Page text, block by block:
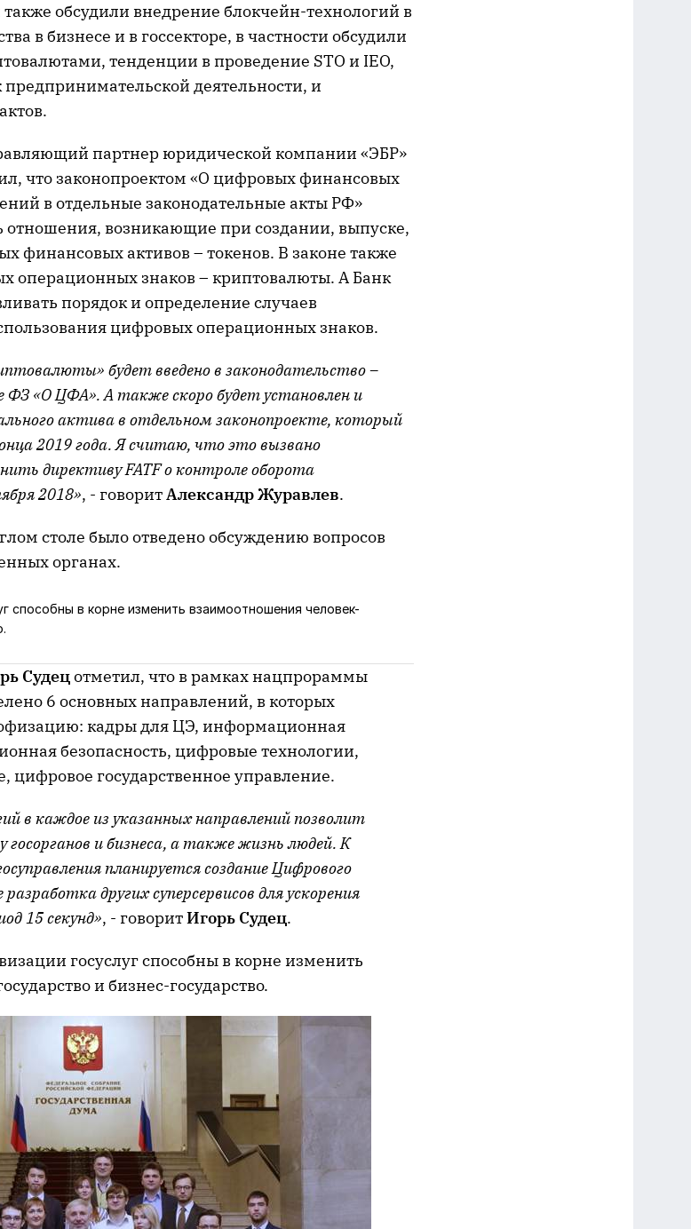
обсудили внедрение блокчейн-технологий в
в бизнесе и в госсекторе, в частности обсудили
тенденции в проведение STO и IEO,
деятельности, и
партнер юридической компании «ЭБР»
что законопроектом «О цифровых финансовых
в отдельные законодательные акты РФ»
отношения, возникающие при создании, выпуске,
финансовых активов – токенов. В законе также
операционных знаков – криптовалюты. А Банк
порядок и определение случаев
цифровых операционных знаков.
будет введено в законодательство –
ФЗ «О ЦФА». А также скоро будет установлен и
актива в отдельном законопроекте, который
2019 года. Я считаю, что это вызвано
директиву FATF о контроле оборота
2018», - говоритАлександр Журавлев.
столе было отведено обсуждению вопросов
органах.
способны в корне изменить взаимоотношения человек-
Судецотметил, что в рамках нацпрораммы
6 основных направлений, в которых
кадры для ЦЭ, информационная
безопасность, цифровые технологии,
цифровое государственное управление.
в каждое из указанных направлений позволит
и бизнеса, а также жизнь людей. К
планируется создание Цифрового
других суперсервисов для ускорения
15 секунд», - говоритИгорь Судец.
госуслуг способны в корне изменить
и бизнес-государство.